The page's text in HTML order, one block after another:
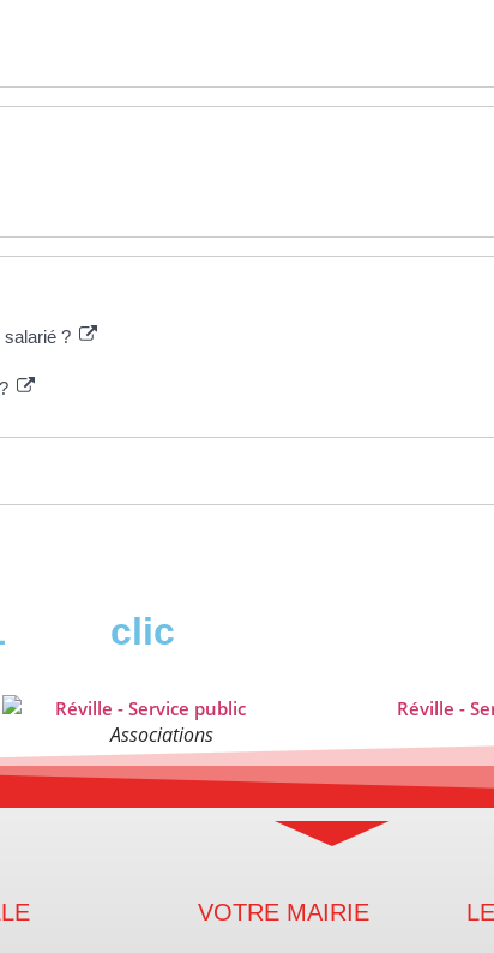
?
clic
Associations
VOTRE MAIRIE